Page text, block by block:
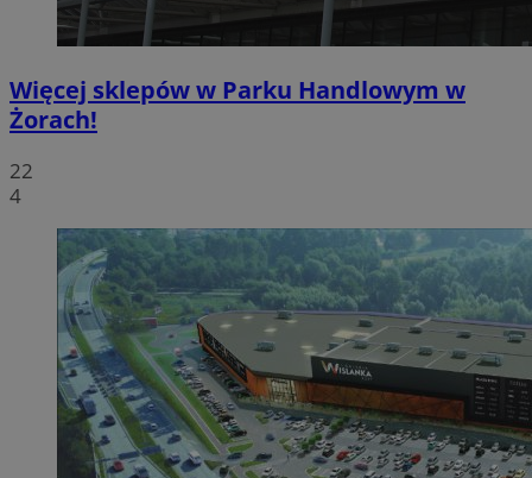
Więcej sklepów w Parku Handlowym w
Żorach!
22
4